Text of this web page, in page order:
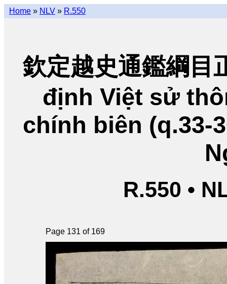
Home » NLV » R.550
欽定越史通鑑綱目
định Việt sử
chính biên (q.33-
R.550 •
Page 131 of 169